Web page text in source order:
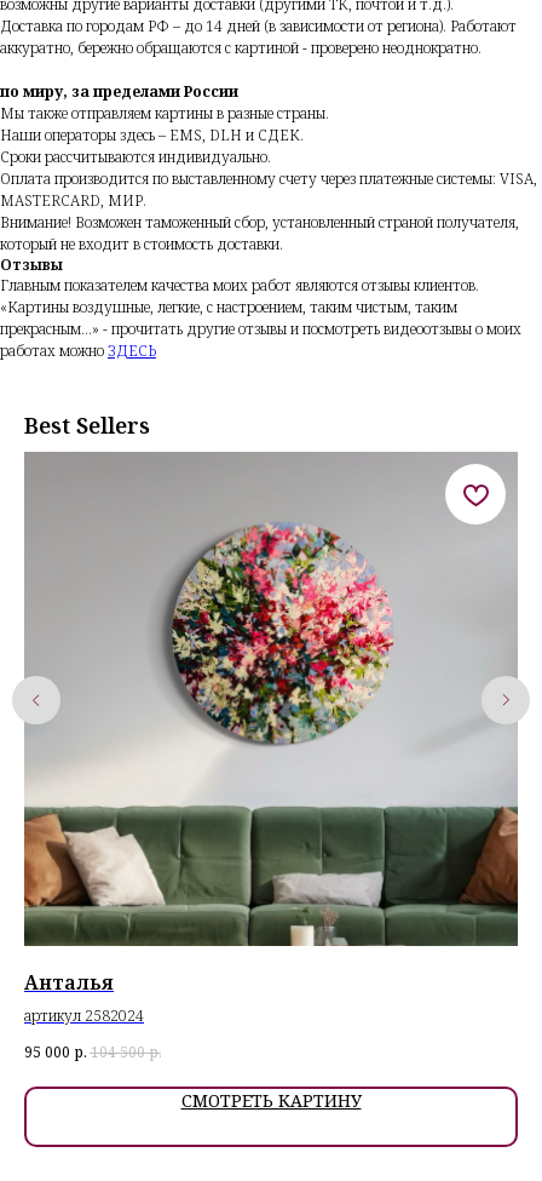
возможны другие варианты доставки (другими ТК, почтой и т.д.).
Доставка по городам РФ – до 14 дней (в зависимости от региона). Работают
аккуратно, бережно обращаются с картиной - проверено неоднократно.
по миру, за пределами России
Мы также отправляем картины в разные страны.
Наши операторы здесь – EMS, DLH и СДЕК.
Сроки рассчитываются индивидуально.
Оплата производится по выставленному счету через платежные системы: VISA,
MASTERCARD, МИР.
Внимание! Возможен таможенный сбор, установленный страной получателя,
который не входит в стоимость доставки.
Отзывы
Главным показателем качества моих работ являются отзывы клиентов.
«Картины воздушные, легкие, с настроением, таким чистым, таким
прекрасным...» - прочитать другие отзывы и посмотреть видеоотзывы о моих
работах можноЗДЕСЬ
Best Sellers
Анталья
артикул 2582024
95 000 р. 104 500р.
СМОТРЕТЬ КАРТИНУ